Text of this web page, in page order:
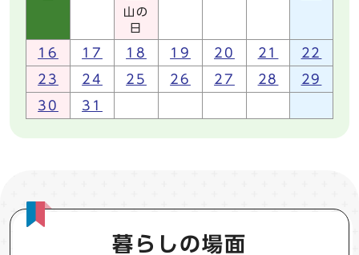
山の
日
16 17 18 19 20 21 22
23 24 25 26 27 28 29
30 31
暮らしの場面